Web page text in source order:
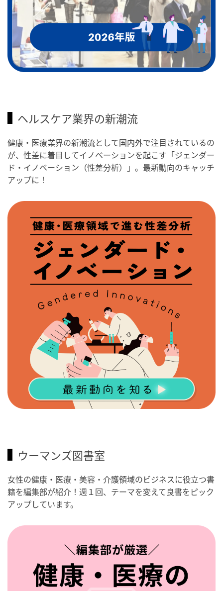
ヘルスケア業界の新潮流
健康・医療業界の新潮流として国内外で注目されているの
が、性差に着目してイノベーションを起こす「ジェンダー
ド・イノベーション（性差分析）」。最新動向のキャッチ
アップに！
ウーマンズ図書室
女性の健康・医療・美容・介護領域のビジネスに役立つ書
籍を編集部が紹介！週１回、テーマを変えて良書をピック
アップしています。